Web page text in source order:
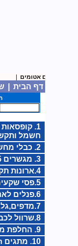
|
דף הבית
1.
חשמל
2. כבלי מחשב ותקשורת
3. מגשרים RJ45
4.ארונות תקשורת ושרתים
5.פסי שקעים לארון תקשורת
6.פנלים לארונות תקשורת
7.מדפים,גלגלים,מאווררים
8.שרוול לכבלים
9. החלפת מצברים באלפסק
10. מתגים Switch